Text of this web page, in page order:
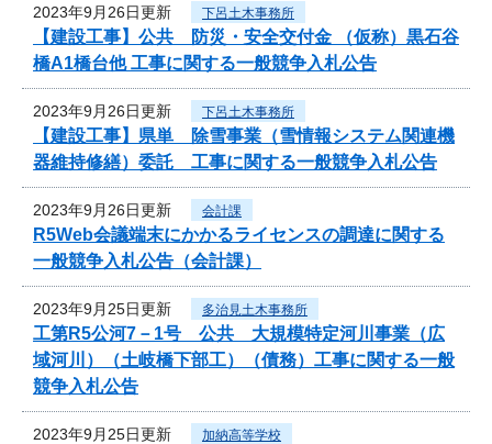
2023年9月26日更新 下呂土木事務所
【建設工事】公共 防災・安全交付金 （仮称）黒石谷
橋A1橋台他 工事に関する一般競争入札公告
2023年9月26日更新 下呂土木事務所
【建設工事】県単 除雪事業（雪情報システム関連機
器維持修繕）委託 工事に関する一般競争入札公告
2023年9月26日更新 会計課
R5Web会議端末にかかるライセンスの調達に関する
一般競争入札公告（会計課）
2023年9月25日更新 多治見土木事務所
工第R5公河7－1号 公共 大規模特定河川事業（広
域河川）（土岐橋下部工）（債務）工事に関する一般
競争入札公告
2023年9月25日更新 加納高等学校